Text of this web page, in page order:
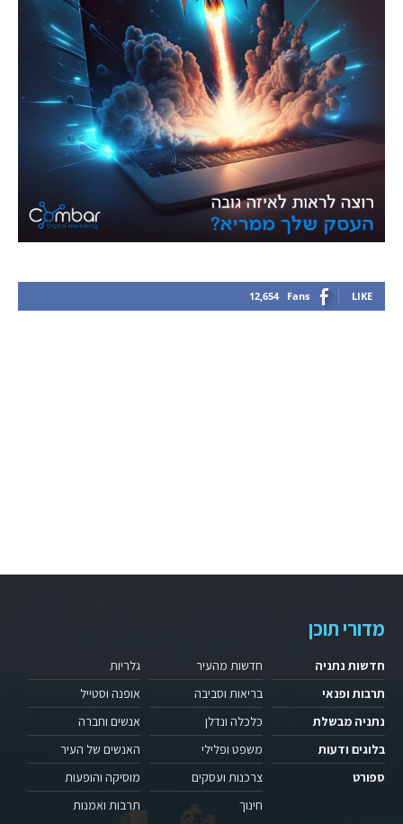
12,654 Fans LIKE
מדורי תוכן
חדשות נתניה
תרבות ופנאי
נתניה מבשלת
בלוגים ודעות
ספורט
חדשות מהעיר
בריאות וסביבה
כלכלה ונדלן
משפט ופלילי
צרכנות ועסקים
חינוך
גלריות
אופנה וסטייל
אנשים וחברה
האנשים של העיר
מוסיקה והופעות
תרבות ואמנות